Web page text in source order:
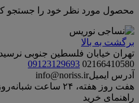
محصول مورد نظر خود را جستجو
برگشت به بالا
تهران خیابان فلسطین جنوبی نرسیده
02166410580
09123129693
آدرس ایمیلinfo@noriss.ir
هفت روز هفته، ۲۴ ساعت شبانه‌روز درخواست خود را ثبت نمایید.
راهنمای خرید